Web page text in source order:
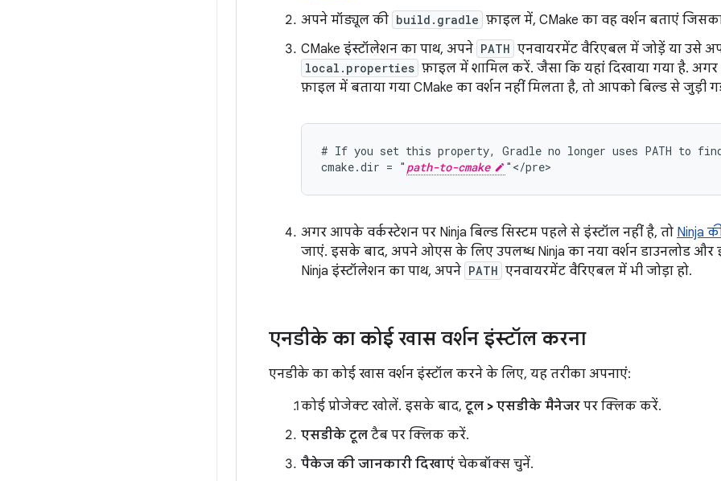
अपने मॉड्यूल की build.gradle फ़ाइल में, CMake का वह वर्शन बताएं
CMake इंस्टॉलेशन का पाथ, अपने PATH एनवायरमेंट वैरिएबल में जोड़ें या उसे
local.properties फ़ाइल में शामिल करें. जैसा कि यहां दिखाया गया है.
फ़ाइल में बताया गया CMake का वर्शन नहीं मिलता है, तो आपको बिल्ड से जुड़ी
# If you set this property, Gradle no longer uses PATH to find
cmake.dir = " path-to-cmake
अगर आपके वर्कस्टेशन पर Ninja बिल्ड सिस्टम पहले से इंस्टॉल नहीं है, तो Ninja
जाएं. इसके बाद, अपने ओएस के लिए उपलब्ध Ninja का नया वर्शन डाउनलोड
Ninja इंस्टॉलेशन का पाथ, अपने PATH एनवायरमेंट वैरिएबल में भी जोड़ा हो.
एनडीके का कोई खास वर्शन इंस्टॉल करना
एनडीके का कोई खास वर्शन इंस्टॉल करने के लिए, यह तरीका अपनाएं:
कोई प्रोजेक्ट खोलें. इसके बाद, टूल > एसडीके मैनेजर पर क्लिक करें.
एसडीके टूल टैब पर क्लिक करें.
पैकेज की जानकारी दिखाएं चेकबॉक्स चुनें.